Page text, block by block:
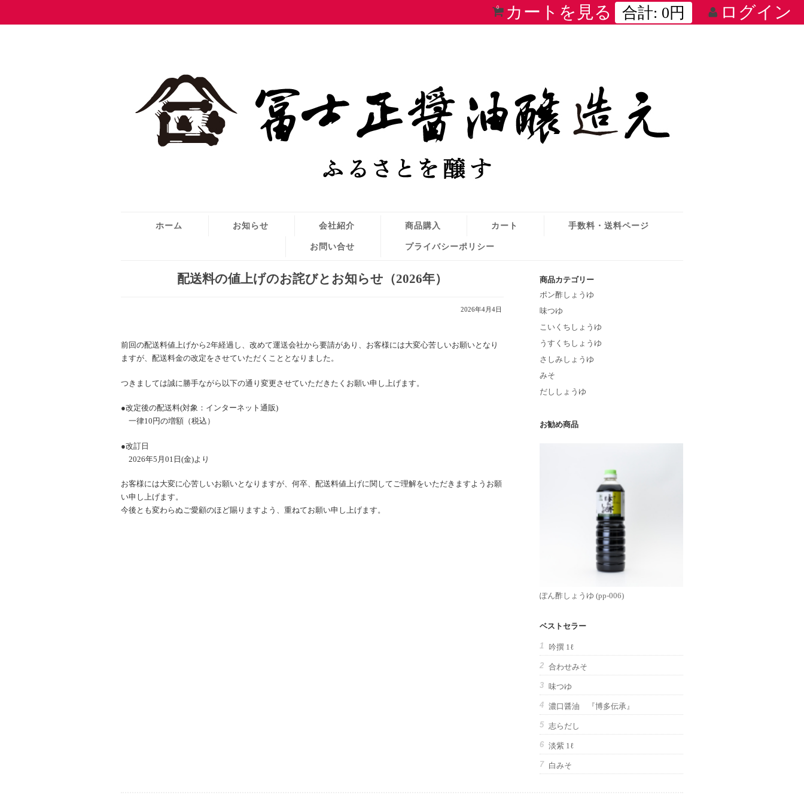
カートを見る
0 合計: 0円 ログイン
ホーム お知らせ 会社紹介 商品購入 カート 手数料・送料ページ
お問い合せ プライバシーポリシー
配送料の値上げのお詫びとお知らせ（2026年）
2026年4月4日
前回の配送料値上げから2年経過し、改めて運送会社から要請があり、お客様には大変心苦しいお願いとなり
ますが、配送料金の改定をさせていただくこととなりました。
つきましては誠に勝手ながら以下の通り変更させていただきたくお願い申し上げます。
●改定後の配送料(対象：インターネット通販)
一律10円の増額（税込）
●改訂日
2026年5月01日(金)より
お客様には大変に心苦しいお願いとなりますが、何卒、配送料値上げに関してご理解をいただきますようお願
い申し上げます。
今後とも変わらぬご愛顧のほど賜りますよう、重ねてお願い申し上げます。
商品カテゴリー
ポン酢しょうゆ
味つゆ
こいくちしょうゆ
うすくちしょうゆ
さしみしょうゆ
みそ
だししょうゆ
お勧め商品
ぽん酢しょうゆ (pp-006)
ベストセラー
吟撰 1ℓ
合わせみそ
味つゆ
濃口醤油 『博多伝承』
志らだし
淡紫 1ℓ
白みそ